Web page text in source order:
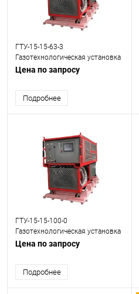
ГТУ-15-15-63-3
Газотехнологическая установка
(SF6)
Цена по запросу
Подробнее
ГТУ-15-15-100-0
Газотехнологическая установка
(SF6)
Цена по запросу
Подробнее